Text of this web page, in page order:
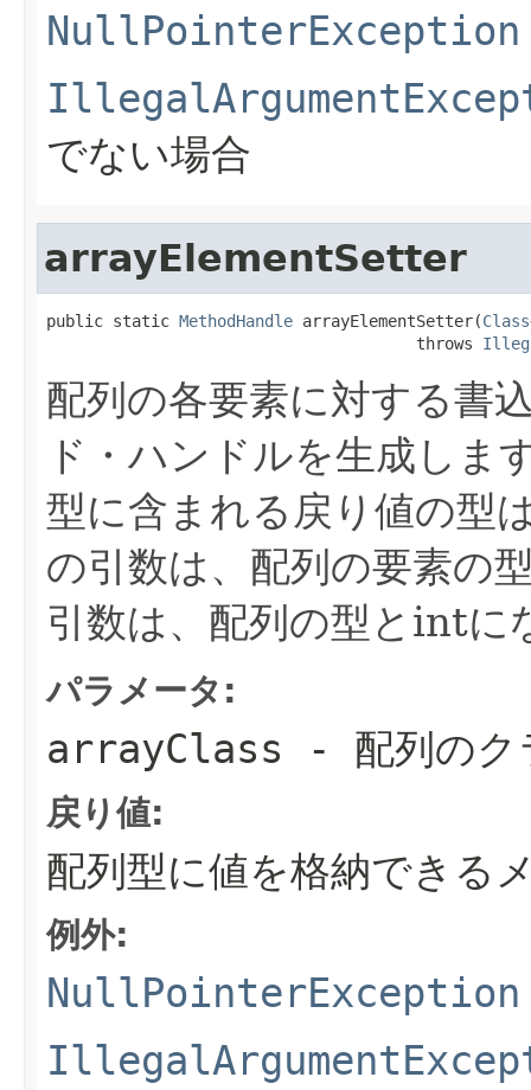
NullPointerException
でない場合
arrayElementSetter
public static MethodHandle arrayElementSetter(Class
                                       throws
配列の各要素に対する書
ド・ハンドルを生成しま
型に含まれる戻り値の型
の引数は、配列の要素の
引数は、配列の型とintに
パラメータ:
arrayClass - 配列のク
戻り値:
配列型に値を格納できる
例外:
NullPointerException